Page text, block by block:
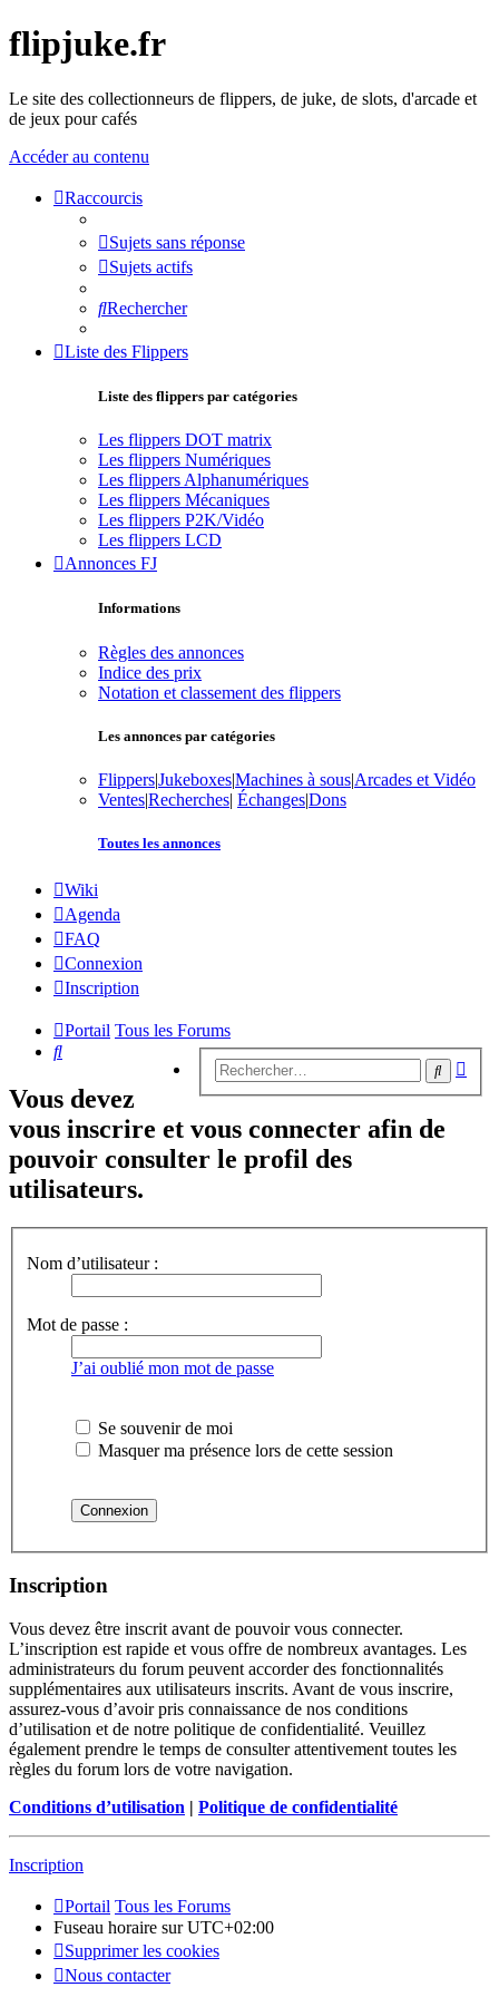
flipjuke.fr
Le site des collectionneurs de flippers, de juke, de slots, d'arcade et
de jeux pour cafés
Accéder au contenu
Raccourcis
Sujets sans réponse
Sujets actifs
Rechercher
Liste des Flippers
Liste des flippers par catégories
Les flippers DOT matrix
Les flippers Numériques
Les flippers Alphanumériques
Les flippers Mécaniques
Les flippers P2K/Vidéo
Les flippers LCD
Annonces FJ
Informations
Règles des annonces
Indice des prix
Notation et classement des flippers
Les annonces par catégories
Flippers|Jukeboxes|Machines à sous|Arcades et Vidéo
Ventes|Recherches| Échanges|Dons
Toutes les annonces
Wiki
Agenda
FAQ
Connexion
Inscription
Portail Tous les Forums
Rechercher
Vous devez
vous inscrire et vous connecter afin de
pouvoir consulter le profil des
utilisateurs.
Nom d’utilisateur :
Mot de passe :
J’ai oublié mon mot de passe
Se souvenir de moi
Masquer ma présence lors de cette session
Inscription
Vous devez être inscrit avant de pouvoir vous connecter.
L’inscription est rapide et vous offre de nombreux avantages. Les
administrateurs du forum peuvent accorder des fonctionnalités
supplémentaires aux utilisateurs inscrits. Avant de vous inscrire,
assurez-vous d’avoir pris connaissance de nos conditions
d’utilisation et de notre politique de confidentialité. Veuillez
également prendre le temps de consulter attentivement toutes les
règles du forum lors de votre navigation.
Conditions d’utilisation | Politique de confidentialité
Inscription
Portail Tous les Forums
Fuseau horaire surUTC+02:00
Supprimer les cookies
Nous contacter